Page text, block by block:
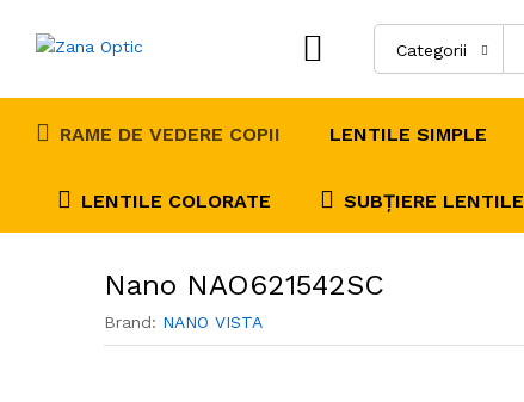
Categorii
RAME DE VEDERE COPII LENTILE SIMPLE
LENTILE COLORATE SUBȚIERE LENTILE
Nano NAO621542SC
Brand: NANO VISTA